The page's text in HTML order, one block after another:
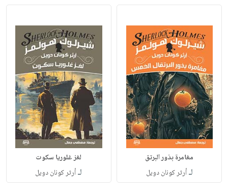
مغامرة بذور البرتق
لـأرثر كونان دويل
لغز غلوريا سكوت
لـأرثر كونان دويل